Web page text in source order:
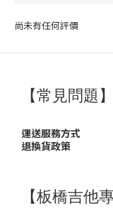
尚未有任何評價
【常見問題】
運送服務方式
退換貨政策
【板橋吉他